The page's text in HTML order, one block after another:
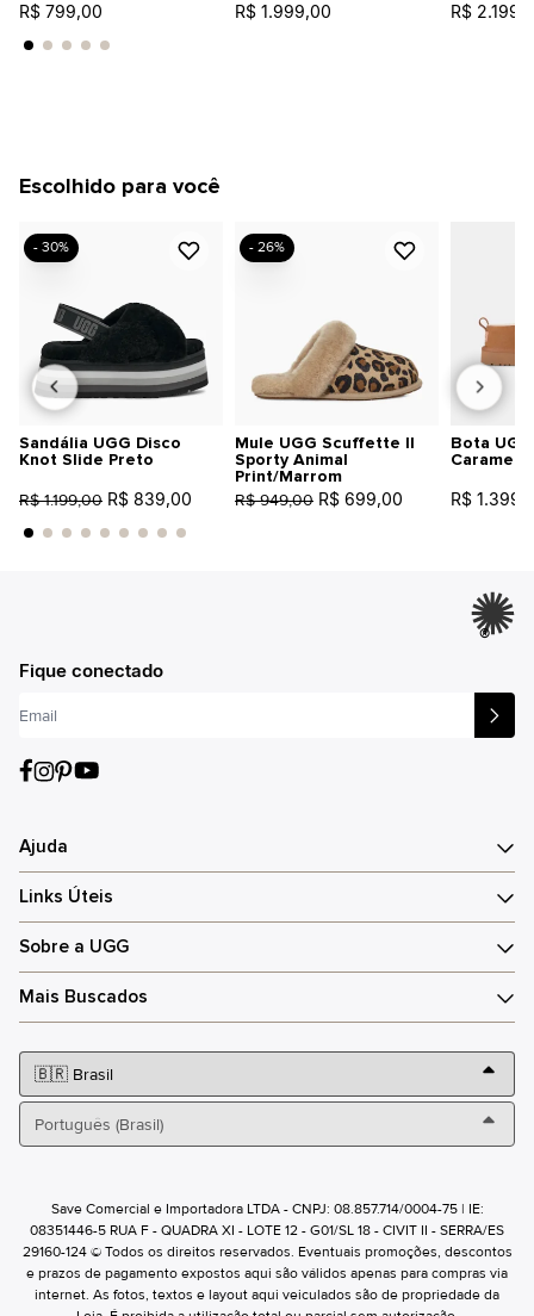
R$ 799,00
R$ 1.999,00
R$
Escolhido para você
Sandália UGG Disco
Knot Slide Preto
R$ 1.199,00 R$ 839,00
- 30%
Mule UGG Scuffette II
Sporty Animal
Print/Marrom
R$ 949,00 R$ 699,00
- 26%
Bota
Caramelo
R$
®
Fique conectado
Ajuda
Links Úteis
Sobre a UGG
Mais Buscados
Save Comercial e Importadora LTDA - CNPJ: 08.857.714/0004-75 | IE:
08351446-5 RUA F - QUADRA XI - LOTE 12 - G01/SL 18 - CIVIT II - SERRA/ES
29160-124 © Todos os direitos reservados. Eventuais promoções, descontos
e prazos de pagamento expostos aqui são válidos apenas para compras via
internet. As fotos, textos e layout aqui veiculados são de propriedade da